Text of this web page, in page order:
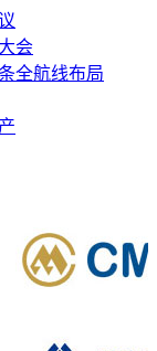
会
全航线布局